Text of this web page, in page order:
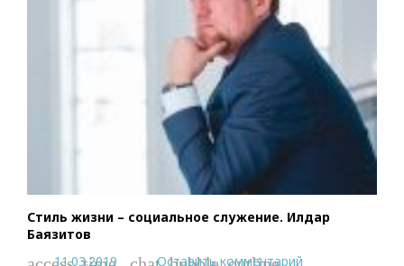
Стиль жизни – социальное служение. Илдар
Баязитов
11.03.2019 Оставить комментарий